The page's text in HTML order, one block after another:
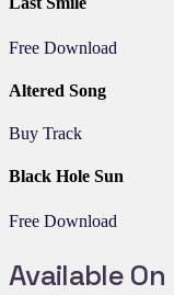
Free Download
Altered Song
Buy Track
Black Hole Sun
Free Download
Available On